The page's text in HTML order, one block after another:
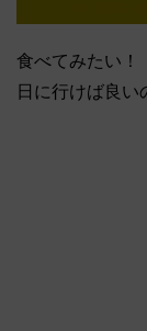
食べてみたい
日に行けば良い